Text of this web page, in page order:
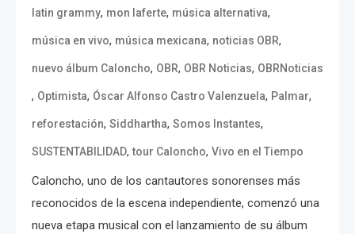
latin grammy, mon laferte, música alternativa,
música en vivo, música mexicana, noticias OBR,
nuevo álbum Caloncho, OBR, OBR Noticias, OBRNoticias
, Optimista, Óscar Alfonso Castro Valenzuela, Palmar,
reforestación, Siddhartha, Somos Instantes,
SUSTENTABILIDAD,tour Caloncho, Vivo en el Tiempo
Caloncho, uno de los cantautores sonorenses más
reconocidos de la escena independiente, comenzó una
nueva etapa musical con el lanzamiento de su álbum